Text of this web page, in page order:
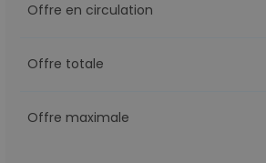
Offre en circulation
Offre totale
Offre maximale